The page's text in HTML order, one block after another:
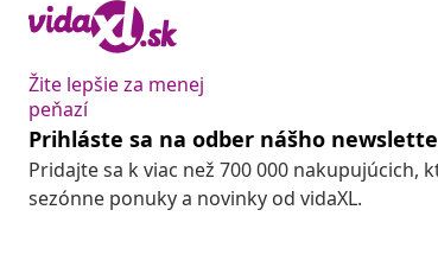
Žite lepšie za menej
peňazí
Prihláste sa na odber nášho
Pridajte sa k viac než 700 000 nakupujúcich,
sezónne ponuky a novinky od vidaXL.